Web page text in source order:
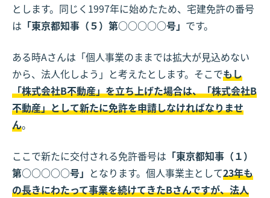
とします。同じく1997年に始めたため、宅建免許の番号
は 「東京都知事（５）第○○○○○号」 です。
ある時Aさんは「個人事業のままでは拡大が見込めない
から、法人化しよう」と考えたとします。そこでもし
「株式会社B不動産」を立ち上げた場合は、「株式会社B
不動産」として新たに免許を申請しなければなりませ
ん。
ここで新たに交付される免許番号は 「東京都知事（１）
第○○○○○号」 となります。個人事業主として23年も
の長きにわたって事業を続けてきたBさんですが、法人